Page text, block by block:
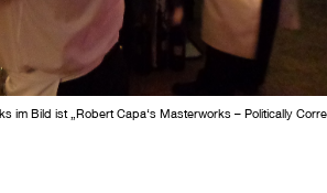
im Bild ist „Robert Capa‘s Masterworks – Politically